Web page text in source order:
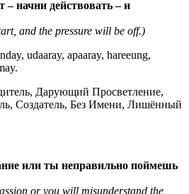
– начни действовать – и
and the pressure will be off.)
udaaray, apaaray, hareeung,
Дарующий Просветление,
Создатель, Без Имени, Лишённый
или ты неправильно поймешь
or you will misunderstand the